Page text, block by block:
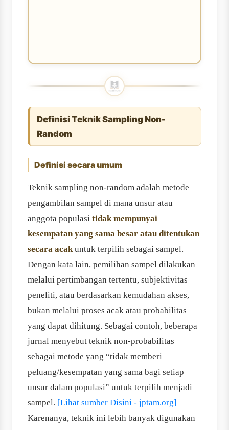
Definisi Teknik Sampling Non-
Random
Definisi secara umum
Teknik sampling non-random adalah metode
pengambilan sampel di mana unsur atau
anggota populasi tidak mempunyai
kesempatan yang sama besar atau ditentukan
secara acakuntuk terpilih sebagai sampel.
Dengan kata lain, pemilihan sampel dilakukan
melalui pertimbangan tertentu, subjektivitas
peneliti, atau berdasarkan kemudahan akses,
bukan melalui proses acak atau probabilitas
yang dapat dihitung. Sebagai contoh, beberapa
jurnal menyebut teknik non-probabilitas
sebagai metode yang “tidak memberi
peluang/kesempatan yang sama bagi setiap
unsur dalam populasi” untuk terpilih menjadi
sampel. [Lihat sumber Disini - jptam.org]
Karenanya, teknik ini lebih banyak digunakan